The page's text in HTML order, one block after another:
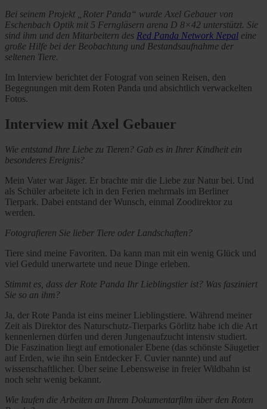
Bei seinem Projekt „Roter Panda“ wurde Axel Gebauer von
Eschenbach Optik mit 5 Ferngläsern arena D 8×42 unterstützt. Sie
sind ihm und den Mitarbeitern des Red Panda Network Nepal eine
große Hilfe bei der Beobachtung und Bestandsaufnahme der
seltenen Tiere.
Im Interview berichtet der Fotograf von seinen Reisen, den
Begegnungen mit dem Roten Panda und absichtlich verwackelten
Fotos.
Interview mit Axel Gebauer
Wie entstand Ihre Liebe zu Tieren? Gab es in Ihrer Kindheit ein
besonderes Ereignis?
Mein Vater war Jäger. Er brachte mir die Liebe zur Natur bei. Und
als Schüler arbeitete ich in den Ferien mehrmals im Berliner
Tierpark. Dabei entstand der Wunsch, einmal Zoodirektor zu
werden.
Fotografieren Sie lieber Tiere oder Landschaften?
Tiere sind meine Favoriten. Da kann man mit ein wenig Glück und
viel Geduld unerwartete und neue Dinge erleben.
Stimmt es, dass der Rote Panda Ihr Lieblingstier ist? Was fasziniert
Sie so an ihm?
Ja, der Rote Panda ist eins meiner Lieblingstiere. Während meiner
Zeit als Direktor des Naturschutz-Tierparks Görlitz habe ich die Art
kennenlernen dürfen und deren Jungenaufzucht intensiv studiert.
Die Faszination liegt auf emotionaler Ebene (das schönste Säugetier
auf Erden, wie ihn sein Entdecker F. Cuvier nannte) und auf
wissenschaftlicher. Über seine Lebensweise in freier Wildbahn ist
noch sehr wenig bekannt.
Wie laufen die Arbeiten an Ihrem Dokumentarfilm über den Roten